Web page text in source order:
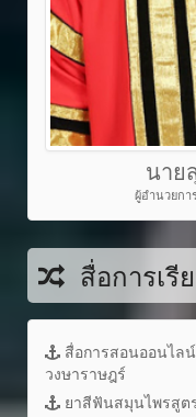
นาย
ผู้อำนวยกา
สื่อการเ
สื่อการสอนออนไล
วงษาราษฎร์
ยาสีฟันสมุนไพรสูต